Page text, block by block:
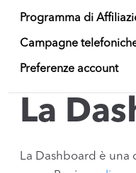
Programma di
Campagne
Preferenze account
La
La Dashboard è